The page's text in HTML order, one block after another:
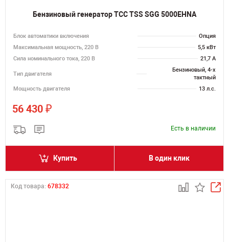
Бензиновый генератор ТСС TSS SGG 5000EHNA
Блок автоматики включения
Опция
Максимальная мощность, 220 В
5,5 кВт
Сила номинального тока, 220 В
21,7 А
Тип двигателя
Бензиновый, 4-х
тактный
Мощность двигателя
13 л.с.
56 430 ₽
Есть в наличии
Купить В один клик
Код товара: 678332